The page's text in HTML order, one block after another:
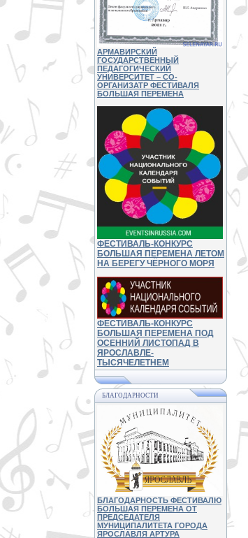
АРМАВИРСКИЙ
ГОСУДАРСТВЕННЫЙ
ПЕДАГОГИЧЕСКИЙ
УНИВЕРСИТЕТ – СО-
ОРГАНИЗАТР ФЕСТИВАЛЯ
БОЛЬШАЯ ПЕРЕМЕНА
ФЕСТИВАЛЬ-КОНКУРС
БОЛЬШАЯ ПЕРЕМЕНА ЛЕТОМ
НА БЕРЕГУ ЧЁРНОГО МОРЯ
ФЕСТИВАЛЬ-КОНКУРС
БОЛЬШАЯ ПЕРЕМЕНА ПОД
ОСЕННИЙ ЛИСТОПАД В
ЯРОСЛАВЛЕ-
ТЫСЯЧЕЛЕТНЕМ
БЛАГОДАРНОСТИ
БЛАГОДАРНОСТЬ ФЕСТИВАЛЮ
БОЛЬШАЯ ПЕРЕМЕНА ОТ
ПРЕДСЕДАТЕЛЯ
МУНИЦИПАЛИТЕТА ГОРОДА
ЯРОСЛАВЛЯ АРТУРА